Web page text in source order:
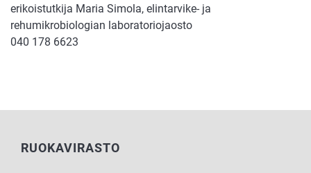
erikoistutkija Maria Simola, elintarvike- ja
rehumikrobiologian laboratoriojaosto
040 178 6623
RUOKAVIRASTO